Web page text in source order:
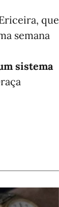
que
semana
sistema